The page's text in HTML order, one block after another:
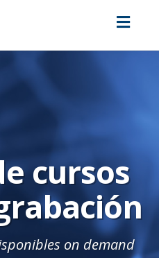
cursos
on demand